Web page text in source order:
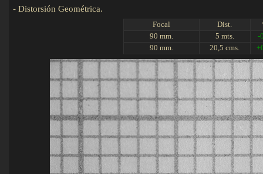
- Distorsión Geométrica.
Focal Dist.
90 mm.
5 mts.
-
90 mm.
20,5 cms.